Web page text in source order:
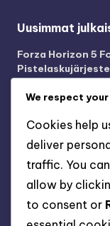
Uusimmat
Forza Horizon 5
Osallistumisen
Palkkioiden
Yhteisön vinkit
Forza Horizon 5
Kausiteemat
Forza Horizon 5
We respect
Cookies help
deliver
traffic. You
allow by
to consent or